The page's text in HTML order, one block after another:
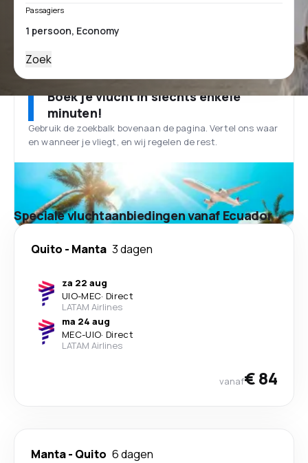
Passagiers
Zoek
Boek je vlucht in slechts enkele
minuten!
Gebruik de zoekbalk bovenaan de pagina. Vertel ons waar
en wanneer je vliegt, en wij regelen de rest.
Speciale vluchtaanbiedingen vanaf Ecuador
Quito - Manta 3 dagen
za 22 aug
UIO-MEC· Direct
LATAM Airlines
ma 24 aug
MEC-UIO· Direct
LATAM Airlines
vanaf€ 84
Manta- Quito 6 dagen